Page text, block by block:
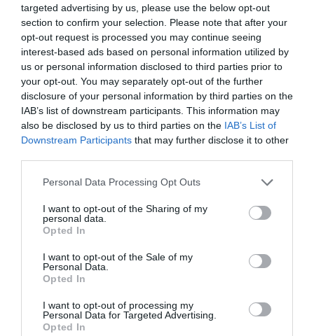
targeted advertising by us, please use the below opt-out
section to confirm your selection. Please note that after your
opt-out request is processed you may continue seeing
interest-based ads based on personal information utilized by
us or personal information disclosed to third parties prior to
your opt-out. You may separately opt-out of the further
disclosure of your personal information by third parties on the
IAB’s list of downstream participants. This information may
also be disclosed by us to third parties on the IAB’s List of
Downstream Participants that may further disclose it to other
Personal Data Processing Opt Outs
I want to opt-out of the Sharing of my
personal data.
Opted In
I want to opt-out of the Sale of my
Personal Data.
Opted In
I want to opt-out of processing my
Personal Data for Targeted Advertising.
Opted In
2.10 μέτρων ο οποίος από κάτω φιλοξενεί κρεβάτι 2
ατόμων για τους λάτρεις του ναυτικού Camping. Η
εμβληματική κονσόλα του, περιέχει ένα full size WC και
μεγάλο αποθηκευτικό χώρο μήκους 1.80m και ύψους
1.75m. Πίσω από την κονσόλα βρίσκονται δυο σειρές
καθισμάτων με αποθηκευτικούς χώρους από κάτω και
ένα wet bar με νιπτήρα, ψυγείο, παγομηχανή και
δυνατότητα εγκατάστασης κουζίνας υγραερίου. Τα
παραπάνω προστατεύονται από μεγάλο Hard Top μήκους
2.4 μέτρων.